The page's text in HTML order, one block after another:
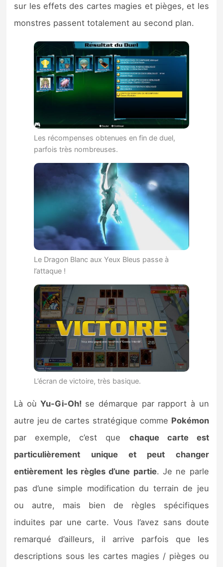
sur les effets des cartes magies et pièges, et les
monstres passent totalement au second plan.
Les récompenses obtenues en fin de duel,
parfois très nombreuses.
Le Dragon Blanc aux Yeux Bleus passe à
l’attaque !
L’écran de victoire, très basique.
Là où Yu-Gi-Oh! se démarque par rapport à un
autre jeu de cartes stratégique comme Pokémon
par exemple, c’est que chaque carte est
particulièrement unique et peut changer
entièrement les règles d’une partie. Je ne parle
pas d’une simple modification du terrain de jeu
ou autre, mais bien de règles spécifiques
induites par une carte. Vous l’avez sans doute
remarqué d’ailleurs, il arrive parfois que les
descriptions sous les cartes magies / pièges ou